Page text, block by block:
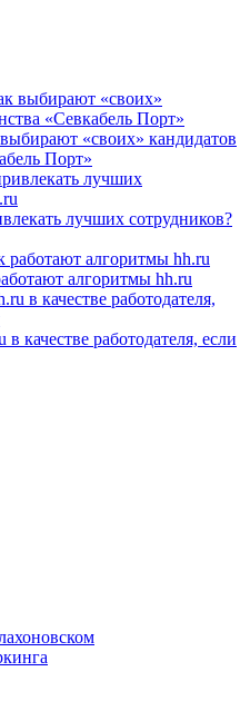
«своих» кандидатов
Порт»
лучших сотрудников?
алгоритмы hh.ru
качестве работодателя, если